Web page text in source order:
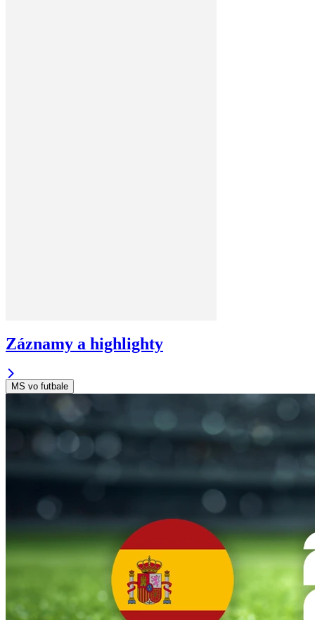
Záznamy a highlighty
MS vo futbale